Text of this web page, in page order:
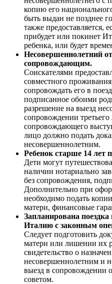
копию его
быть выдан не позднее
также предоставляется,
прибудет или покинет
ребенка, или будет
Несовершеннолетний
сопровождающим.
Соискателями
совместного
сопровождать его в
подписанное обоими
разрешение на выезд
сопровождении
сопровождающего
лицо должно подать
несовершеннолетним.
Ребенок старше 14 лет
Дети могут
наличии нотариально
без сопровождения,
Дополнительно при
необходимо подать
матери, финансовые
Запланирована
Италию с законным
Следует подготовить
матери или лишении их
свидетельство о
несовершеннолетним и
выезд в сопровождении
советом.